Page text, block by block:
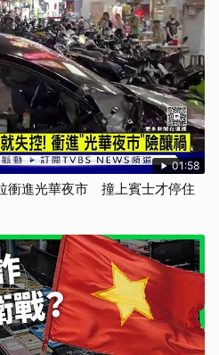
01:58
衝進光華夜市 撞上賓士才停住